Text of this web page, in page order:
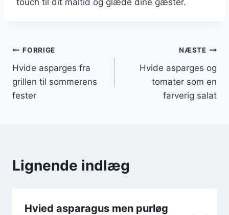
Indlægsnavigation
FORRIGE
Hvide asparges fra
grillen til sommerens
fester
NÆSTE
Hvide asparges og
tomater som en
farverig salat
Lignende indlæg
Hvied asparagus men purløg